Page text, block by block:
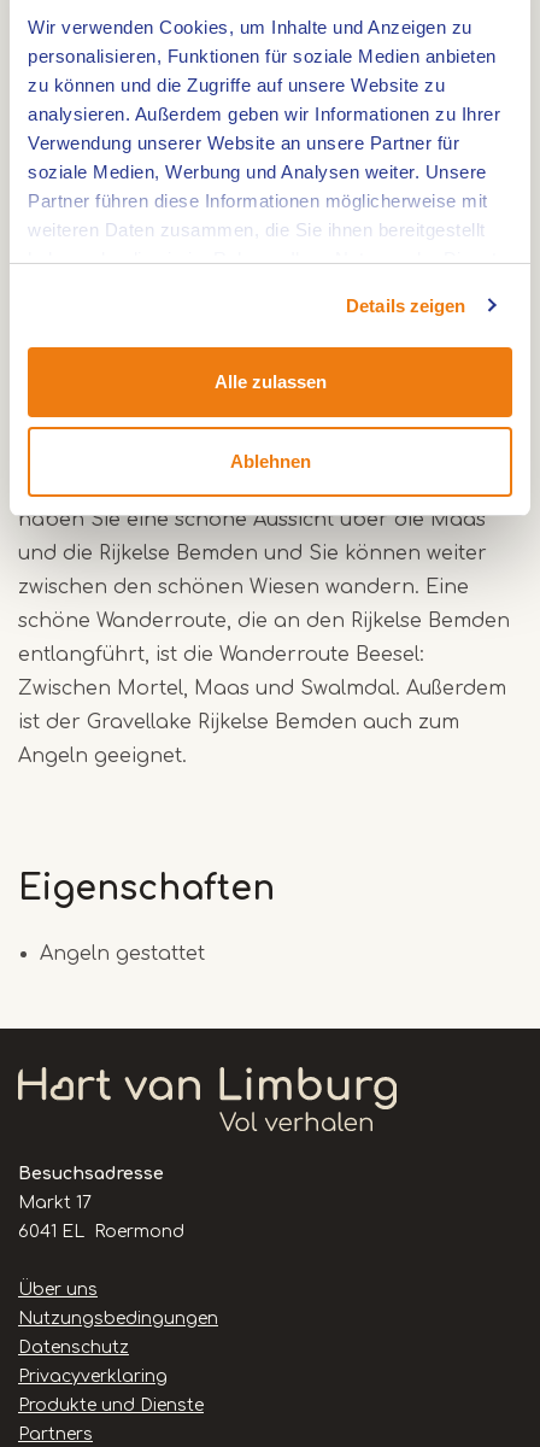
Wir verwenden Cookies, um Inhalte und Anzeigen zu
personalisieren, Funktionen für soziale Medien anbieten
zu können und die Zugriffe auf unsere Website zu
analysieren. Außerdem geben wir Informationen zu Ihrer
Verwendung unserer Website an unsere Partner für
soziale Medien, Werbung und Analysen weiter. Unsere
Partner führen diese Informationen möglicherweise mit
weiteren Daten zusammen, die Sie ihnen bereitgestellt
haben oder die sie im Rahmen Ihrer Nutzung der Dienste
Details zeigen
Alle zulassen
Ablehnen
großflächigen Kiesabbau entstanden. Hier finden
Sie den Übergang vom Sand- zum Kiessee. Ein
lustiger Fakt: Wegen des Bruchs im Schalenrand
ist die Maas hier relativ schmal. In der
Vergangenheit waren die Rijkelse Bemden zwei
tiefliegende Terrassen, die als Grünland genutzt
Land von 8 ha. Heutzutage kann man hier viele
Vögel beobachten, wie den Haubentaucher, die
Graugans und viele andere Arten.
Auf diesem Schotterplatz kann man sehr gut
haben Sie eine schöne Aussicht über die Maas
und die Rijkelse Bemden und Sie können weiter
zwischen den schönen Wiesen wandern. Eine
schöne Wanderroute, die an den Rijkelse Bemden
entlangführt, ist die Wanderroute Beesel:
Zwischen Mortel, Maas und Swalmdal. Außerdem
ist der Gravellake Rijkelse Bemden auch zum
Angeln geeignet.
Eigenschaften
Angeln gestattet
Besuchsadresse
Markt 17
6041 EL Roermond
Handige
links
Über uns
Nutzungsbedingungen
Datenschutz
Privacyverklaring
Produkte und Dienste
Partners